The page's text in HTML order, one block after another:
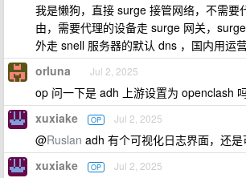
我是懒狗，直接 surge 接管网络，不需要
由，需要代理的设备走 surge 网关，
外走 snell 服务器的默认 dns ，国内用运
orluna Jul 2, 2025
op 问一下是 adh 上游设置为 openclash
xuxiake OP Jul 2, 2025
@Ruslan adh 有个可视化日志界面，还是
xuxiake OP Jul 2, 2025